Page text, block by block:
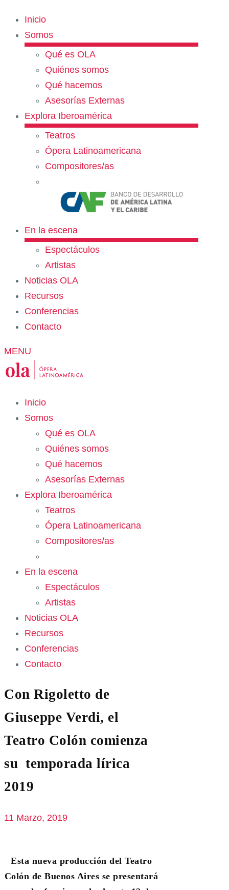
Inicio
Somos
Qué es OLA
Quiénes somos
Qué hacemos
Asesorías Externas
Explora Iberoamérica
Teatros
Ópera Latinoamericana
Compositores/as
En la escena
Espectáculos
Artistas
Noticias OLA
Recursos
Conferencias
Contacto
MENU
Inicio
Somos
Qué es OLA
Quiénes somos
Qué hacemos
Asesorías Externas
Explora Iberoamérica
Teatros
Ópera Latinoamericana
Compositores/as
En la escena
Espectáculos
Artistas
Noticias OLA
Recursos
Conferencias
Contacto
Con Rigoletto de
Giuseppe Verdi, el
Teatro Colón comienza
su temporada lírica
2019
11 Marzo, 2019
Esta nueva producción del Teatro
Colón de Buenos Aires se presentará